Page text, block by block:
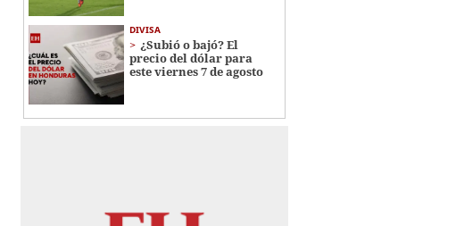
DIVISA
¿Subió o bajó? El
precio del dólar para
este viernes 7 de agosto